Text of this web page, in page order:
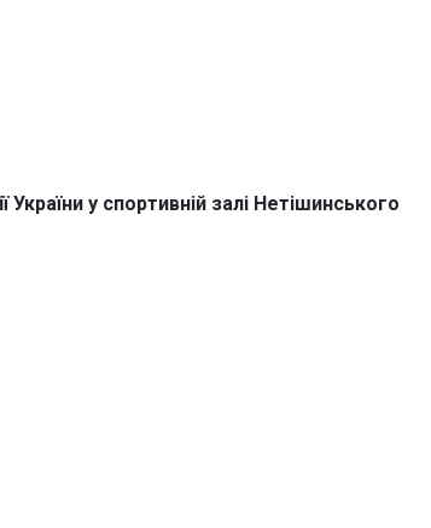
у спортивній залі Нетішинського